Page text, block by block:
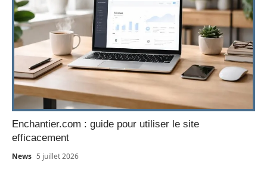
Enchantier.com : guide pour utiliser le site
efficacement
News 5 juillet 2026